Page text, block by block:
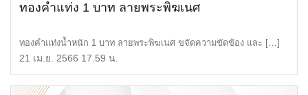
ทองคำแท่ง 1 บาท ลายพระพิฆเนศ
ทองคำแท่งน้ำหนัก 1 บาท ลายพระพิฆเนศ ขจัดความขัดข้อง และ […]
21 เม.ย. 2566 17.59 น.